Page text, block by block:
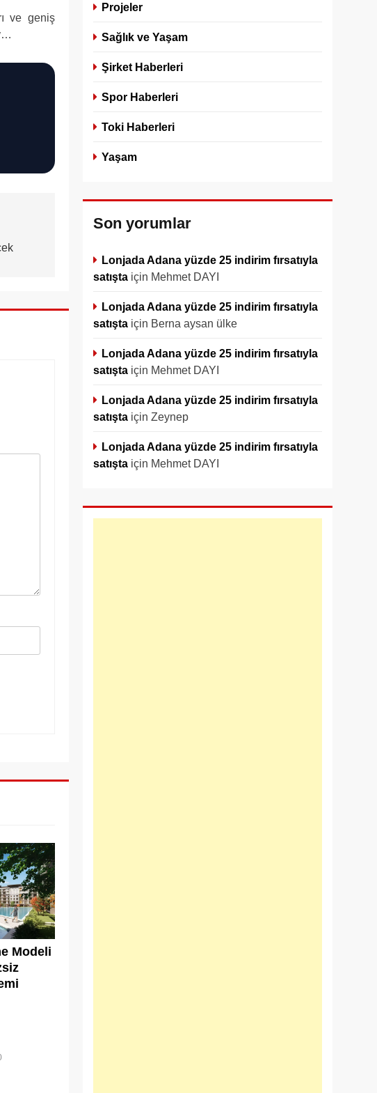
ve geniş
Modeli
Projeler
Sağlık ve Yaşam
Şirket Haberleri
Spor Haberleri
Toki Haberleri
Yaşam
Son yorumlar
Lonjada Adana yüzde 25 indirim fırsatıyla
satışta için Mehmet DAYI
Lonjada Adana yüzde 25 indirim fırsatıyla
satışta için Berna aysan ülke
Lonjada Adana yüzde 25 indirim fırsatıyla
satışta için Mehmet DAYI
Lonjada Adana yüzde 25 indirim fırsatıyla
satışta için Zeynep
Lonjada Adana yüzde 25 indirim fırsatıyla
satışta için Mehmet DAYI